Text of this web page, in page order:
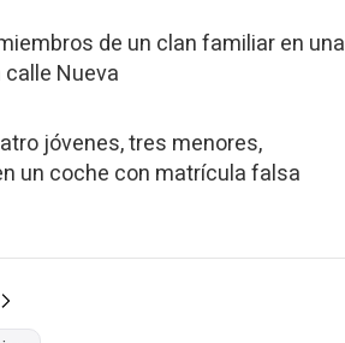
de un clan familiar en una
Nueva
jóvenes, tres menores,
un coche con matrícula falsa